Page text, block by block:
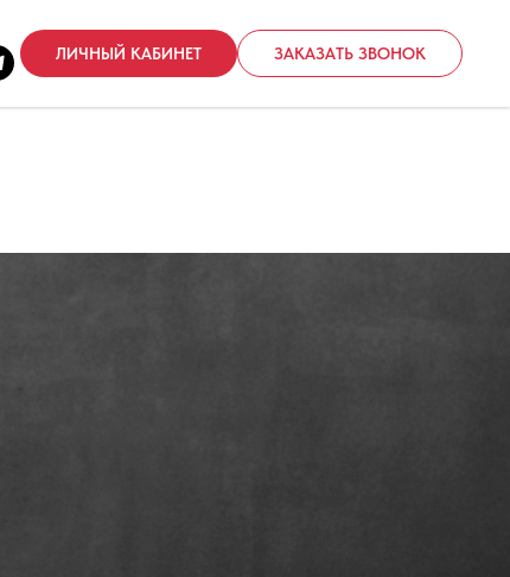
ЛИЧНЫЙ КАБИНЕТ ЗАКАЗАТЬ ЗВОНОК